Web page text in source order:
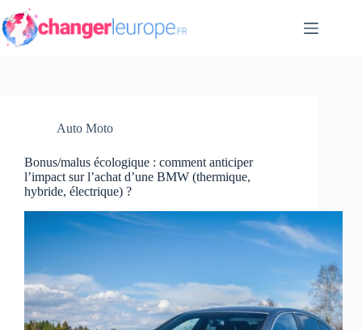
Passer
au
contenu
Auto Moto
Bonus/malus écologique : comment anticiper
l’impact sur l’achat d’une BMW (thermique,
hybride, électrique) ?